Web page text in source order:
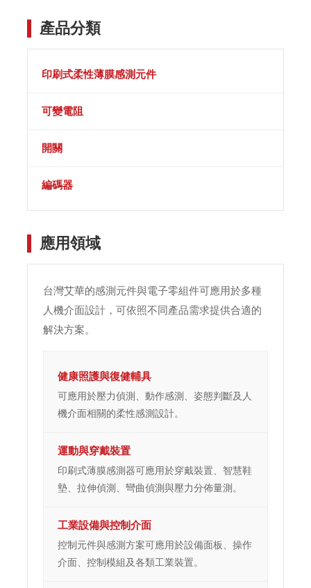
產品分類
印刷式柔性薄膜感測元件
可變電阻
開關
編碼器
應用領域
台灣艾華的感測元件與電子零組件可應用於多種
人機介面設計，可依照不同產品需求提供合適的
解決方案。
健康照護與復健輔具
可應用於壓力偵測、動作感測、姿態判斷及人
機介面相關的柔性感測設計。
運動與穿戴裝置
印刷式薄膜感測器可應用於穿戴裝置、智慧鞋
墊、拉伸偵測、彎曲偵測與壓力分佈量測。
工業設備與控制介面
控制元件與感測方案可應用於設備面板、操作
介面、控制模組及各類工業裝置。